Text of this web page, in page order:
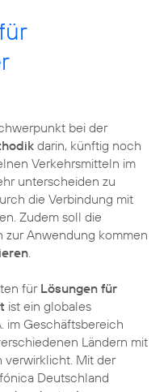
bei der
darin, künftig noch
Verkehrsmitteln im
unterscheiden zu
die Verbindung mit
Zudem soll die
Anwendung kommen
fürLösungen für
ist ein globales
im Geschäftsbereich
Ländern mit
verwirklicht. Mit der
Deutschland